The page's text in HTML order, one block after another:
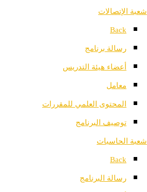
شعبة الإتصالات
Back
رسالة برنامج
أعضاء هيئة التدريس
معامل
المحتوى العلمي للمقررات
توصيف البرنامج
شعبة الحاسبات
Back
رسالة البرنامج